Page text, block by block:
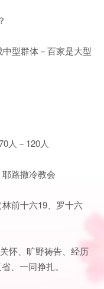
型群体－百家是大型
人－120人
路撒冷教会
前十六19、罗十六
怀、旷野祷告、经历
、一同挣扎。